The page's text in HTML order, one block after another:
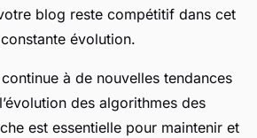
blog reste compétitif dans cet
évolution.
à de nouvelles tendances
des algorithmes des
est essentielle pour maintenir et